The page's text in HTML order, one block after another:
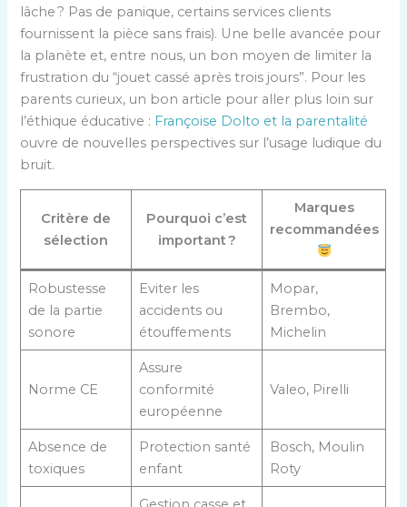
lâche ? Pas de panique, certains services clients
fournissent la pièce sans frais). Une belle avancée pour
la planète et, entre nous, un bon moyen de limiter la
frustration du “jouet cassé après trois jours”. Pour les
parents curieux, un bon article pour aller plus loin sur
l’éthique éducative : Françoise Dolto et la parentalité
ouvre de nouvelles perspectives sur l’usage ludique du
bruit.
Critère de
sélection
Pourquoi c’est
important ?
Marques
recommandées
Robustesse
de la partie
sonore
Eviter les
accidents ou
étouffements
Mopar,
Brembo,
Michelin
Norme CE
Assure
conformité
européenne
Valeo, Pirelli
Absence de
toxiques
Protection santé
enfant
Bosch, Moulin
Roty